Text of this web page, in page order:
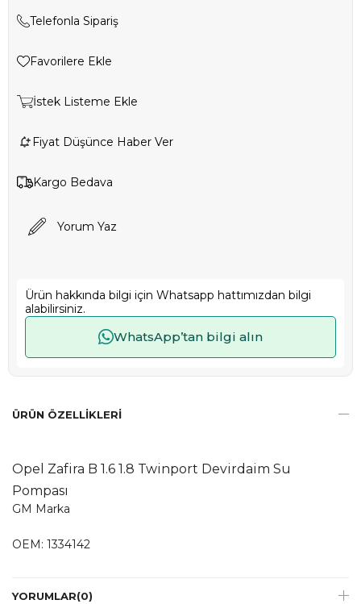
Telefonla Sipariş
Favorilere Ekle
İstek Listeme Ekle
Fiyat Düşünce Haber Ver
Kargo Bedava
Yorum Yaz
Ürün hakkında bilgi için Whatsapp hattımızdan bilgi
alabilirsiniz.
WhatsApp’tan bilgi alın
ÜRÜN ÖZELLIKLERI
Opel Zafira B 1.6 1.8 Twinport Devirdaim Su
Pompası
GM Marka
OEM: 1334142
YORUMLAR(0)